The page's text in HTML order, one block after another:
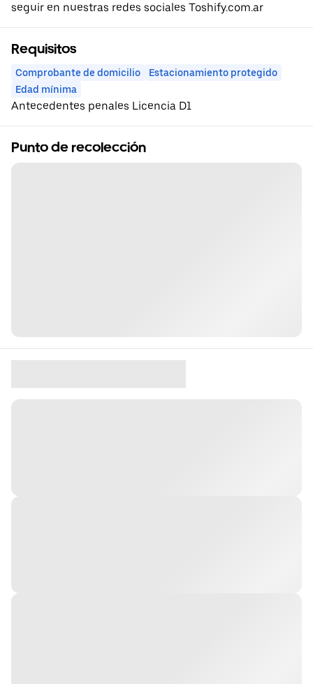
seguir en nuestras redes sociales Toshify.com.ar
Requisitos
Comprobante de domicilio
Estacionamiento protegido
Edad mínima
Antecedentes penales Licencia D1
Punto de recolección